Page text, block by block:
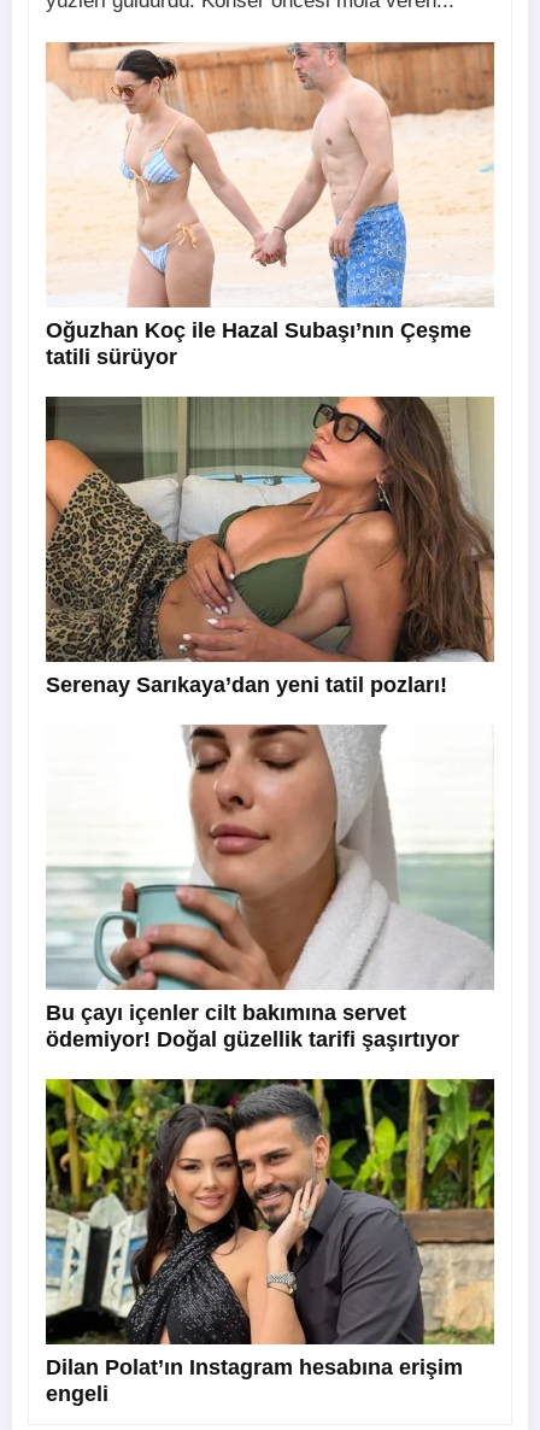
Oğuzhan Koç ile Hazal Subaşı’nın Çeşme
tatili sürüyor
Serenay Sarıkaya’dan yeni tatil pozları!
Bu çayı içenler cilt bakımına servet
ödemiyor! Doğal güzellik tarifi şaşırtıyor
Dilan Polat’ın Instagram hesabına erişim
engeli